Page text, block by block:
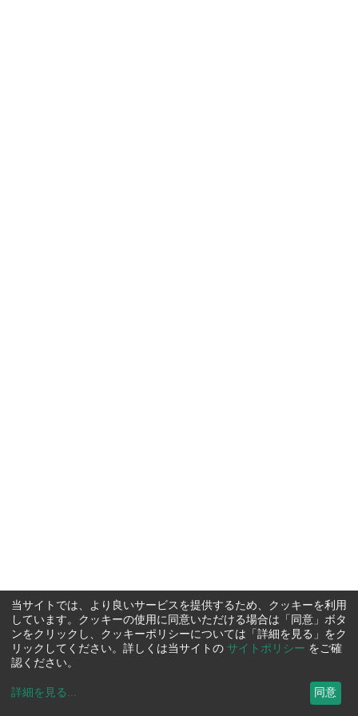
当サイトでは、より良いサービスを提供するため、クッキーを利用
しています。クッキーの使用に同意いただける場合は「同意」ボタ
ンをクリックし、クッキーポリシーについては「詳細を見る」をク
リックしてください。詳しくは当サイトの サイトポリシー をご確
認ください。
詳細を見る ... 同意